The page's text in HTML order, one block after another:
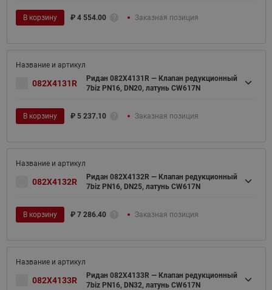
В корзину ₽ 4 554.00 Заказная позиция
082X4131R
Ридан 082X4131R — Клапан редукционный
7biz PN16, DN20, латунь CW617N
В корзину ₽ 5 237.10 Заказная позиция
082X4132R
Ридан 082X4132R — Клапан редукционный
7biz PN16, DN25, латунь CW617N
В корзину ₽ 7 286.40 Заказная позиция
082X4133R
Ридан 082X4133R — Клапан редукционный
7biz PN16, DN32, латунь CW617N